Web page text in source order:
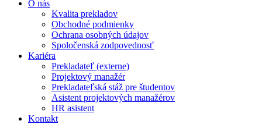
O nás
Kvalita prekladov
Obchodné podmienky
Ochrana osobných údajov
Spoločenská zodpovednosť
Kariéra
Prekladateľ (externe)
Projektový manažér
Prekladateľská stáž pre študentov
Asistent projektových manažérov
HR asistent
Kontakt